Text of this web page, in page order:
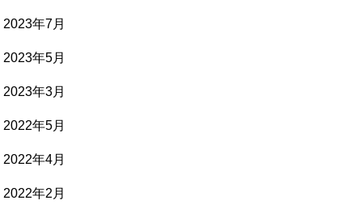
2023年7月
2023年5月
2023年3月
2022年5月
2022年4月
2022年2月